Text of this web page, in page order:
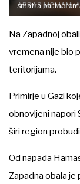
ABBAS MOMANI/
smatra
Na Zapadnoj
vremena nije bio
teritorijama.
Primirje u Gazi
obnovljeni napori
širi region
Od napada
Zapadna obala je